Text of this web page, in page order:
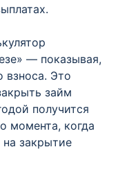
— показывая,
взноса. Это
займ
получится
момента, когда
на закрытие